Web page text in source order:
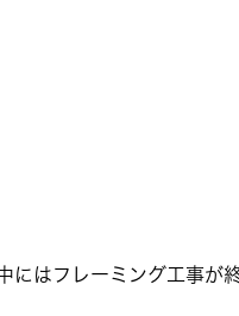
はフレーミング工事が終